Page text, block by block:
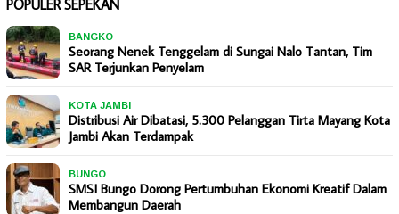
POPULER SEPEKAN
BANGKO
Seorang Nenek Tenggelam di Sungai Nalo Tantan, Tim
SAR Terjunkan Penyelam
KOTA JAMBI
Distribusi Air Dibatasi, 5.300 Pelanggan Tirta Mayang Kota
Jambi Akan Terdampak
BUNGO
SMSI Bungo Dorong Pertumbuhan Ekonomi Kreatif Dalam
Membangun Daerah